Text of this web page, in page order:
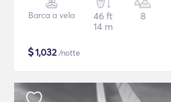
Barca a vela
46 ft
14 m
8
$1,032/notte